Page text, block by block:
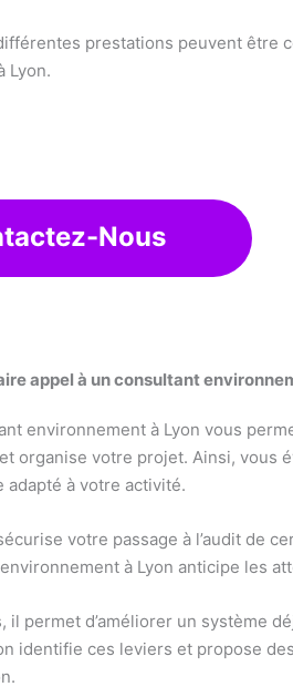
prestations peuvent être
Lyon.
Nous
appel à un consultant
environnement à Lyon vous
organise votre projet. Ainsi, vous
adapté à votre activité.
votre passage à l’audit de
à Lyon anticipe les
il permet d’améliorer un système
identifie ces leviers et propose